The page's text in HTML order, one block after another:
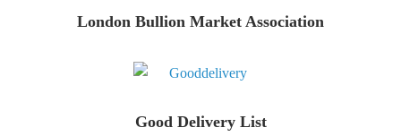
London Bullion Market Association
Good Delivery List